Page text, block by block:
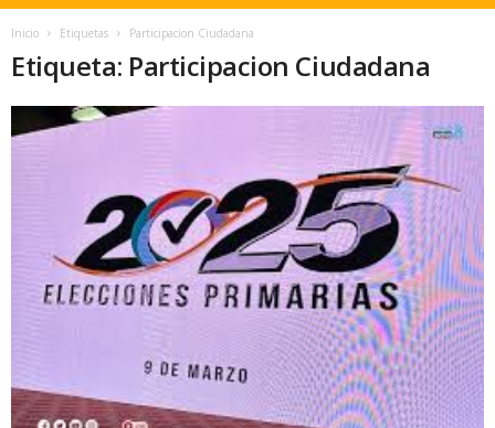
Inicio Etiquetas Participacion Ciudadana
Etiqueta: Participacion Ciudadana